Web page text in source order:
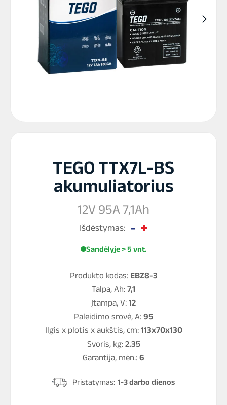
TEGO TTX7L-BS
akumuliatorius
12V 95A 7,1Ah
Išdėstymas:
Sandėlyje > 5 vnt.
Produkto kodas: EBZ8-3
Talpa, Ah: 7,1
Įtampa, V: 12
Paleidimo srovė, A: 95
Ilgis x plotis x aukštis, cm: 113x70x130
Svoris, kg: 2.35
Garantija, mėn.: 6
Pristatymas: 1-3 darbo dienos